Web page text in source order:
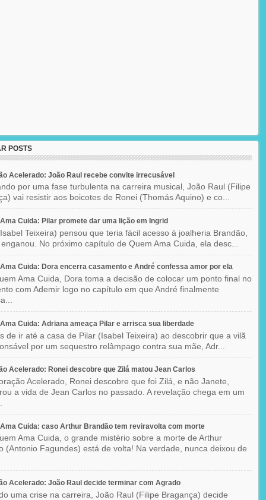
POSTS
Acelerado: João Raul recebe convite irrecusável
por uma fase turbulenta na carreira musical, João Raul (Filipe
vai resistir aos boicotes de Ronei (Thomás Aquino) e co...
Cuida: Pilar promete dar uma lição em Ingrid
Teixeira) pensou que teria fácil acesso à joalheria Brandão,
No próximo capítulo de Quem Ama Cuida, ela desc...
Cuida: Dora encerra casamento e André confessa amor por ela
Ama Cuida, Dora toma a decisão de colocar um ponto final no
com Ademir logo no capítulo em que André finalmente
Cuida: Adriana ameaça Pilar e arrisca sua liberdade
de ir até a casa de Pilar (Isabel Teixeira) ao descobrir que a vilã
por um sequestro relâmpago contra sua mãe, Adr...
Acelerado: Ronei descobre que Zilá matou Jean Carlos
Acelerado, Ronei descobre que foi Zilá, e não Janete,
a vida de Jean Carlos no passado. A revelação chega em um
Cuida: caso Arthur Brandão tem reviravolta com morte
Ama Cuida, o grande mistério sobre a morte de Arthur
(Antonio Fagundes) está de volta! Na verdade, nunca deixou de
Acelerado: João Raul decide terminar com Agrado
uma crise na carreira, João Raul (Filipe Bragança) decide